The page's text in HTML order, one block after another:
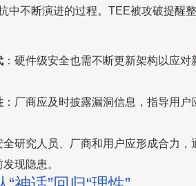
中不断演进的过程。TEE被攻破提醒整
：硬件级安全也需不断更新架构以应对
：厂商应及时披露漏洞信息，指导用户
全研究人员、厂商和用户应形成合力，
现隐患。